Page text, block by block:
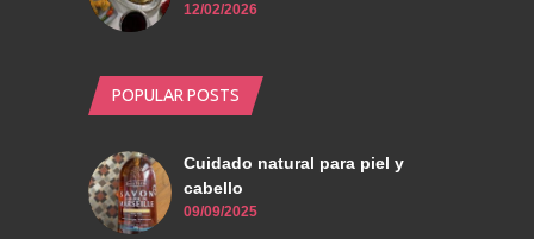
12/02/2026
POPULAR POSTS
Cuidado natural para piel y
cabello
09/09/2025